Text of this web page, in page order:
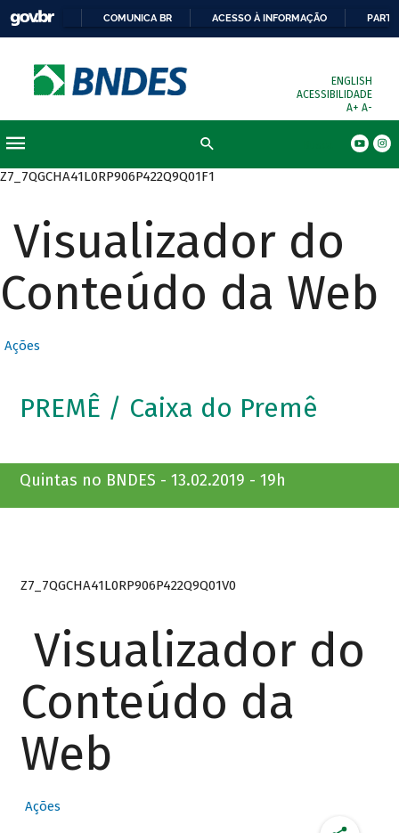
COMUNICA BR ACESSO À INFORMAÇÃO
ENGLISH
ACESSIBILIDADE
A+ A-
Z7_7QGCHA41L0RP906P422Q9Q01F1
Visualizador do
Conteúdo da Web
Ações
PREMÊ / Caixa do Premê
Quintas no BNDES - 13.02.2019 - 19h
Z7_7QGCHA41L0RP906P422Q9Q01V0
Visualizador do
Conteúdo da
Web
Ações